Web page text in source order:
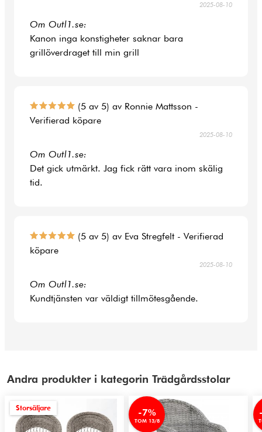
2025-08-10
Om Outl1.se:
Kanon inga konstigheter saknar bara
grillöverdraget till min grill
(5 av 5) av Ronnie Mattsson -
Verifierad köpare
2025-08-10
Om Outl1.se:
Det gick utmärkt. Jag fick rätt vara inom skälig
tid.
(5 av 5) av Eva Stregfelt - Verifierad
köpare
2025-08-10
Om Outl1.se:
Kundtjänsten var väldigt tillmötesgående.
Andra produkter i kategorin Trädgårdsstolar
Storsäljare -7%
TOM 13/8